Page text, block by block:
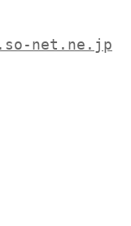
net.ne.jp